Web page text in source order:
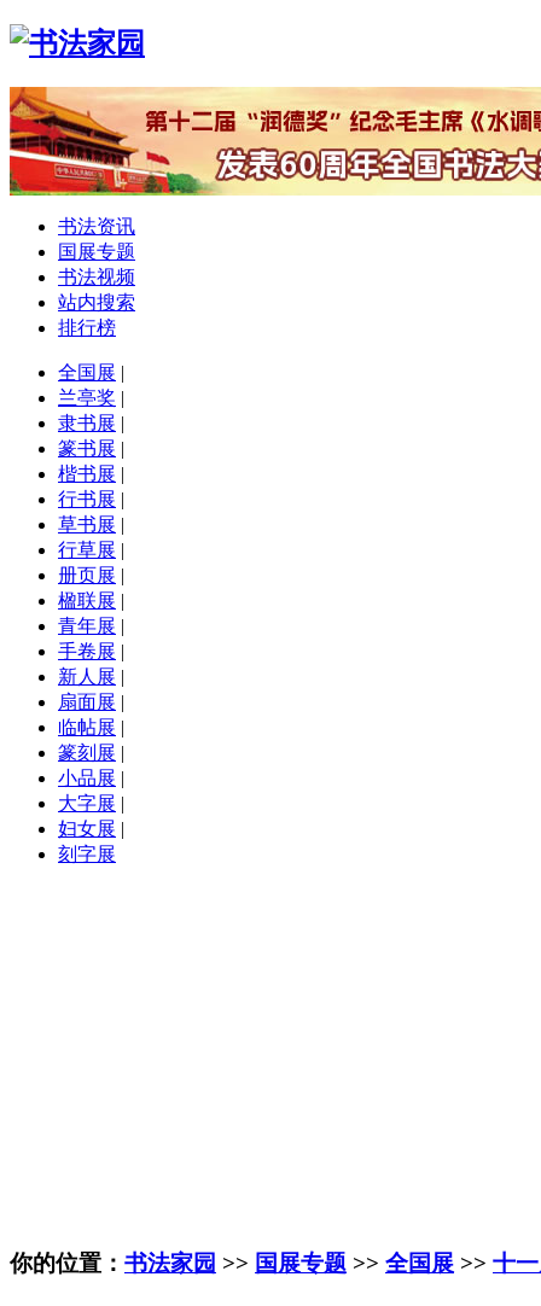
书法资讯
国展专题
书法视频
站内搜索
排行榜
全国展 |
兰亭奖 |
隶书展 |
篆书展 |
楷书展 |
行书展 |
草书展 |
行草展 |
册页展 |
楹联展 |
青年展 |
手卷展 |
新人展 |
扇面展 |
临帖展 |
篆刻展 |
小品展 |
大字展 |
妇女展 |
刻字展
你的位置： 书法家园 >> 国展专题 >> 全国展 >> 十